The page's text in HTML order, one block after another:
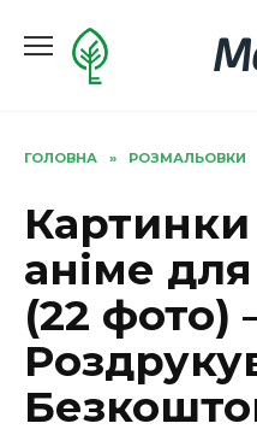
до
ГОЛОВНА » РОЗМАЛЬОВКИ
Картинки
аніме
(22 фото)